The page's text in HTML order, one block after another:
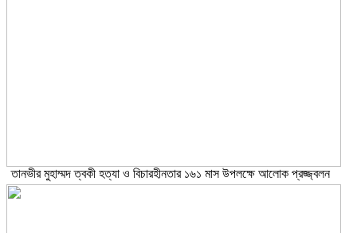
তানভীর মুহাম্মদ ত্বকী হত্যা ও বিচারহীনতার ১৬১ মাস উপলক্ষে আলোক প্রজ্জ্বলন